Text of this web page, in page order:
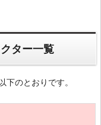
ター一覧
下のとおりです。